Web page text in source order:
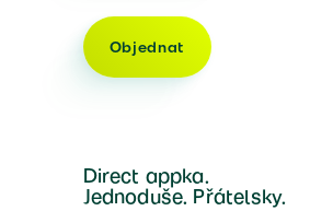
Objednat
Direct appka.
Jednoduše. Přátelsky.